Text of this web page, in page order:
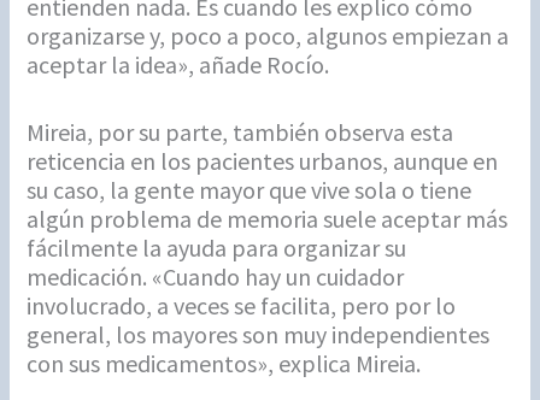
entienden nada. Es cuando les explico cómo
organizarse y, poco a poco, algunos empiezan a
aceptar la idea», añade Rocío.
Mireia, por su parte, también observa esta
reticencia en los pacientes urbanos, aunque en
su caso, la gente mayor que vive sola o tiene
algún problema de memoria suele aceptar más
fácilmente la ayuda para organizar su
medicación. «Cuando hay un cuidador
involucrado, a veces se facilita, pero por lo
general, los mayores son muy independientes
con sus medicamentos», explica Mireia.